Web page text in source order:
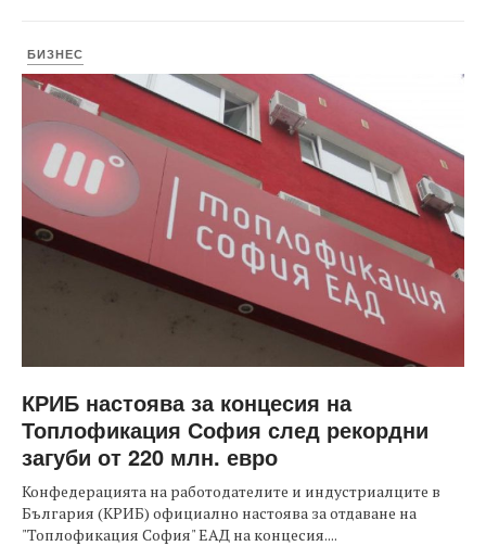
БИЗНЕС
КРИБ настоява за концесия на
Топлофикация София след рекордни
загуби от 220 млн. евро
Конфедерацията на работодателите и индустриалците в
България (КРИБ) официално настоява за отдаване на
"Топлофикация София" ЕАД на концесия....